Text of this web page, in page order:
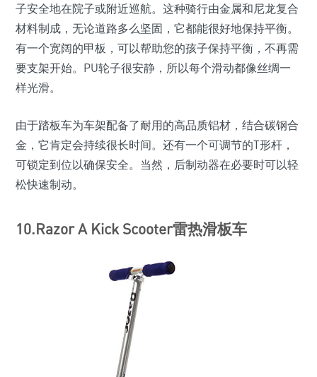
子安全地在院子或附近巡航。这种骑行由金属和尼龙复合
材料制成，无论道路多么坚固，它都能很好地保持平衡。
有一个宽阔的甲板，可以帮助您的孩子保持平衡，不再需
要支架开始。PU轮子很安静，所以每个滑动都像丝绸一
样光滑。
由于踏板车为车架配备了耐用的高品质铝材，结合碳钢合
金，它肯定会持续很长时间。还有一个可调节的T形杆，
可锁定到位以确保安全。当然，后制动器在必要时可以轻
松快速制动。
10.Razor A Kick Scooter雷热滑板车